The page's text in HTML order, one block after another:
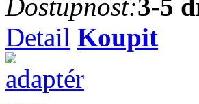
Dostupnost:3-5
Detail Koupit